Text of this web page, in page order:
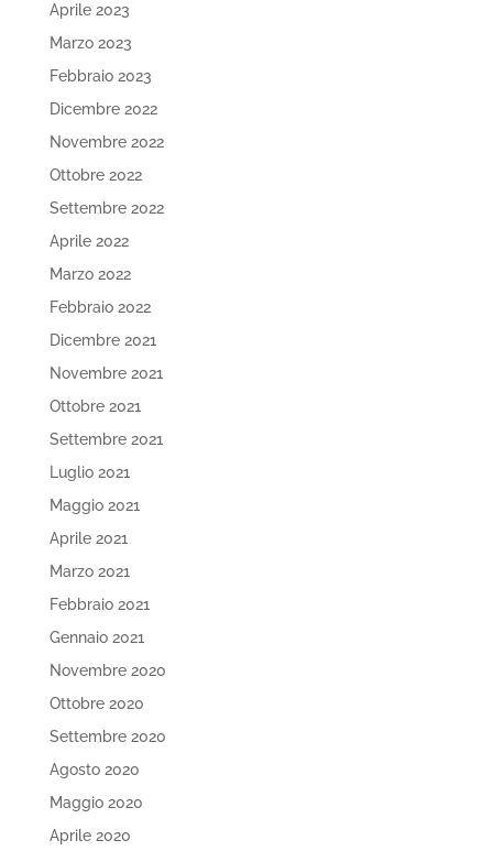
Aprile 2023
Marzo 2023
Febbraio 2023
Dicembre 2022
Novembre 2022
Ottobre 2022
Settembre 2022
Aprile 2022
Marzo 2022
Febbraio 2022
Dicembre 2021
Novembre 2021
Ottobre 2021
Settembre 2021
Luglio 2021
Maggio 2021
Aprile 2021
Marzo 2021
Febbraio 2021
Gennaio 2021
Novembre 2020
Ottobre 2020
Settembre 2020
Agosto 2020
Maggio 2020
Aprile 2020